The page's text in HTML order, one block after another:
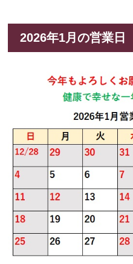
2026年1月の営業日